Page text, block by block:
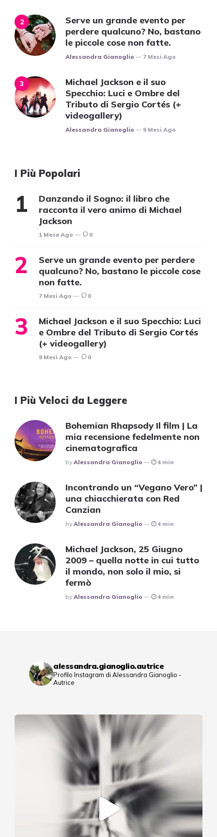
Serve un grande evento per
perdere qualcuno? No, bastano
le piccole cose non fatte.
Posted
Alessandra Gianoglio 7 Mesi Ago
Michael Jackson e il suo
Specchio: Luci e Ombre del
Tributo di Sergio Cortés (+
videogallery)
Posted
Alessandra Gianoglio 9 Mesi Ago
I Più Popolari
Danzando il Sogno: il libro che
racconta il vero animo di Michael
Jackson
1 Mese Ago 0
Serve un grande evento per perdere
qualcuno? No, bastano le piccole cose
non fatte.
7 Mesi Ago 0
Michael Jackson e il suo Specchio: Luci
e Ombre del Tributo di Sergio Cortés
(+ videogallery)
9 Mesi Ago 0
I Più Veloci da Leggere
Bohemian Rhapsody Il film | La
mia recensione fedelmente non
cinematografica
Posted
By Alessandra Gianoglio 4 min
Incontrando un “Vegano Vero” |
una chiacchierata con Red
Canzian
Posted
By Alessandra Gianoglio 4 min
Michael Jackson, 25 Giugno
2009 – quella notte in cui tutto
il mondo, non solo il mio, si
fermò
Posted
By Alessandra Gianoglio 4 min
alessandra.gianoglio.autrice
Profilo Instagram di Alessandra Gianoglio -
Autrice